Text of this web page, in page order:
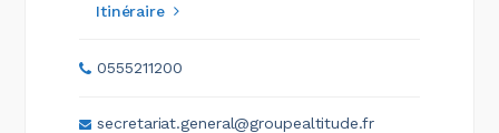
Itinéraire
0555211200
secretariat.general@groupealtitude.fr